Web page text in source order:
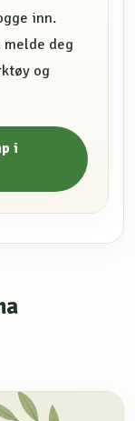
inn.
melde deg
og
i